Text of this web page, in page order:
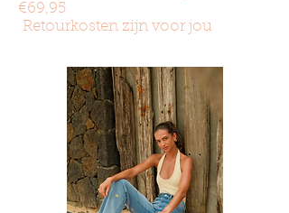
€69,95
Retourkosten zijn voor jou